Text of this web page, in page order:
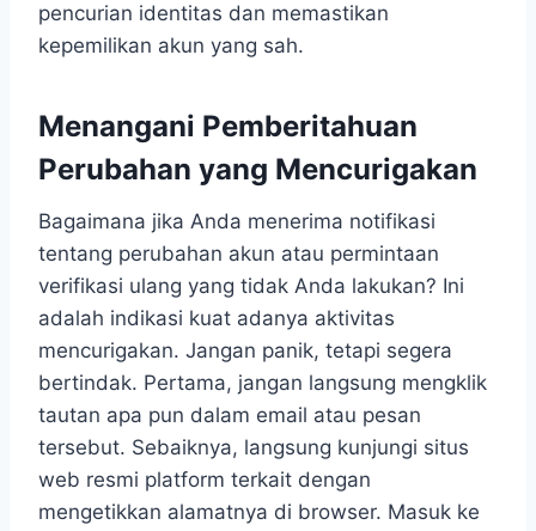
pencurian identitas dan memastikan
kepemilikan akun yang sah.
Menangani Pemberitahuan
Perubahan yang Mencurigakan
Bagaimana jika Anda menerima notifikasi
tentang perubahan akun atau permintaan
verifikasi ulang yang tidak Anda lakukan? Ini
adalah indikasi kuat adanya aktivitas
mencurigakan. Jangan panik, tetapi segera
bertindak. Pertama, jangan langsung mengklik
tautan apa pun dalam email atau pesan
tersebut. Sebaiknya, langsung kunjungi situs
web resmi platform terkait dengan
mengetikkan alamatnya di browser. Masuk ke